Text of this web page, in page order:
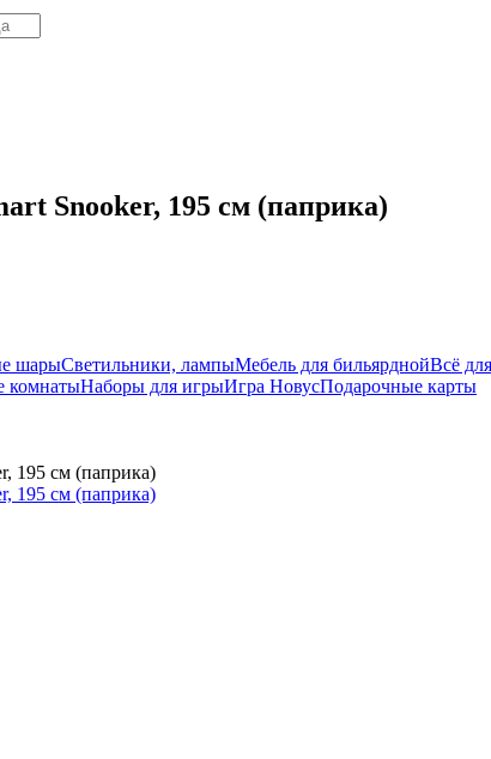
Snooker, 195 см (паприка)
шарыСветильники, лампыМебель для бильярднойВсё
комнатыНаборы для игрыИгра НовусПодарочные карты
195 см (паприка)